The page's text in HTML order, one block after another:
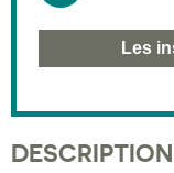
Les
DESCRIPTION